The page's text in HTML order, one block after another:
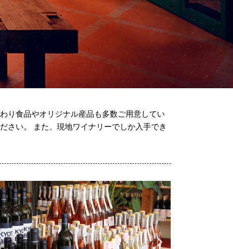
り食品やオリジナル産品も多数ご用意してい
さい。 また、現地ワイナリーでしか入手でき